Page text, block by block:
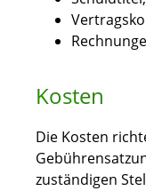
Kosten
Die Kosten
zuständigen